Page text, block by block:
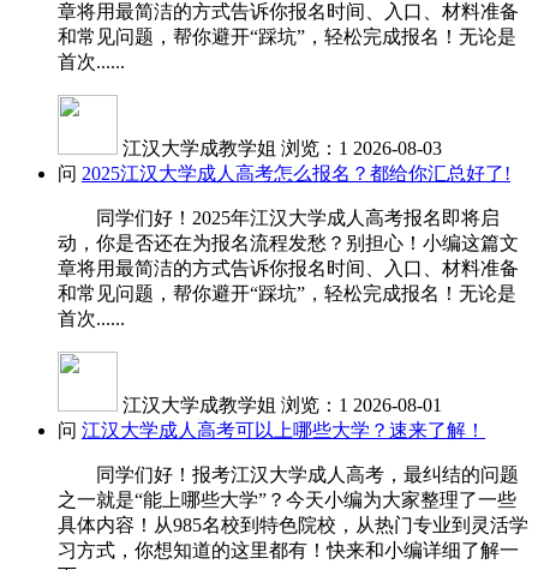
章将用最简洁的方式告诉你报名时间、入口、材料准备
和常见问题，帮你避开“踩坑”，轻松完成报名！无论是
首次......
江汉大学成教学姐 浏览：1 2026-08-03
问 2025江汉大学成人高考怎么报名？都给你汇总好了!
同学们好！2025年江汉大学成人高考报名即将启
动，你是否还在为报名流程发愁？别担心！小编这篇文
章将用最简洁的方式告诉你报名时间、入口、材料准备
和常见问题，帮你避开“踩坑”，轻松完成报名！无论是
首次......
江汉大学成教学姐 浏览：1 2026-08-01
问 江汉大学成人高考可以上哪些大学？速来了解！
同学们好！报考江汉大学成人高考，最纠结的问题
之一就是“能上哪些大学”？今天小编为大家整理了一些
具体内容！从985名校到特色院校，从热门专业到灵活学
习方式，你想知道的这里都有！快来和小编详细了解一